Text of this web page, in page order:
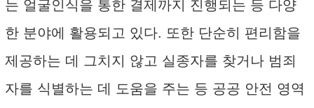
는 얼굴인식을 통한 결제까지 진행되는 등 다양
한 분야에 활용되고 있다. 또한 단순히 편리함을
제공하는 데 그치지 않고 실종자를 찾거나 범죄
자를 식별하는 데 도움을 주는 등 공공 안전 영역